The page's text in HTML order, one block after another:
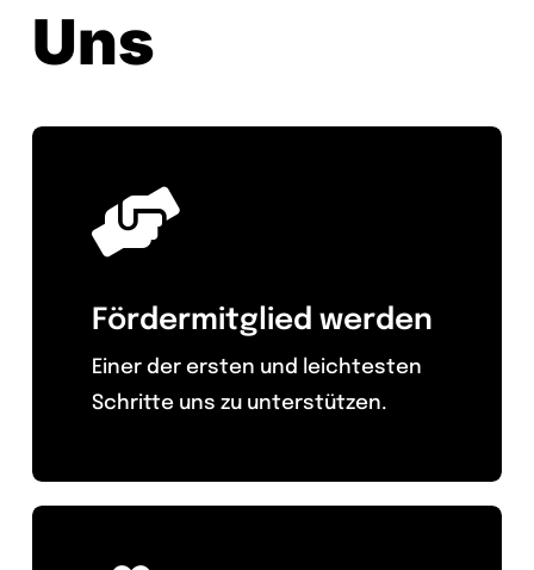
Uns
Fördermitglied werden
Einer der ersten und leichtesten
Schritte uns zu unterstützen.